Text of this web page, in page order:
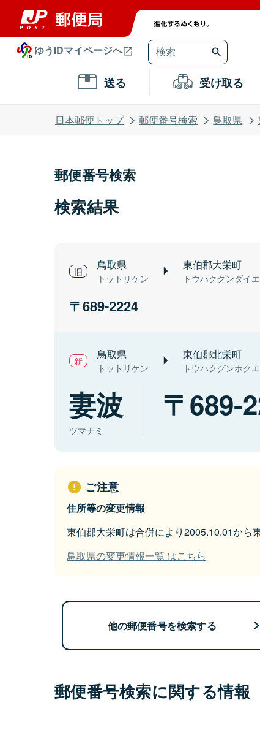
ゆうIDマイページへ
送る 受け取る
日本郵便トップ 郵便番号検索 鳥取県
郵便番号検索
検索結果
鳥取県
トットリケン
東伯郡大栄町
トウハクグンダイ
689-2224
鳥取県
トットリケン
東伯郡北栄町
トウハクグンホク
妻波
ツマナミ
689-
ご注意
住所等の変更情報
東伯郡大栄町は合併により2005.10.01から
鳥取県の変更情報一覧 はこちら
他の郵便番号を検索する
郵便番号検索に関する情報